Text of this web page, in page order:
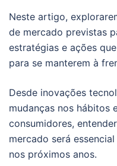
Neste artigo,
de mercado previstas
estratégias e ações
para se manterem à
Desde inovações
mudanças nos hábitos
consumidores,
mercado será
nos próximos anos.